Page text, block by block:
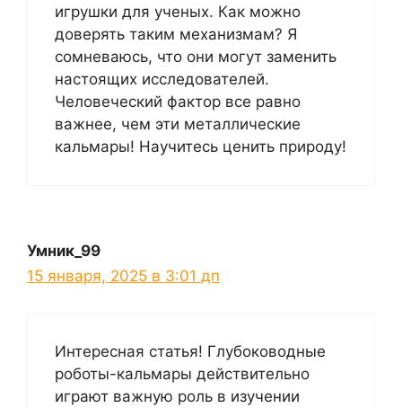
игрушки для ученых. Как можно
доверять таким механизмам? Я
сомневаюсь, что они могут заменить
настоящих исследователей.
Человеческий фактор все равно
важнее, чем эти металлические
кальмары! Научитесь ценить природу!
Умник_99
15 января, 2025 в 3:01 дп
Интересная статья! Глубоководные
роботы-кальмары действительно
играют важную роль в изучении